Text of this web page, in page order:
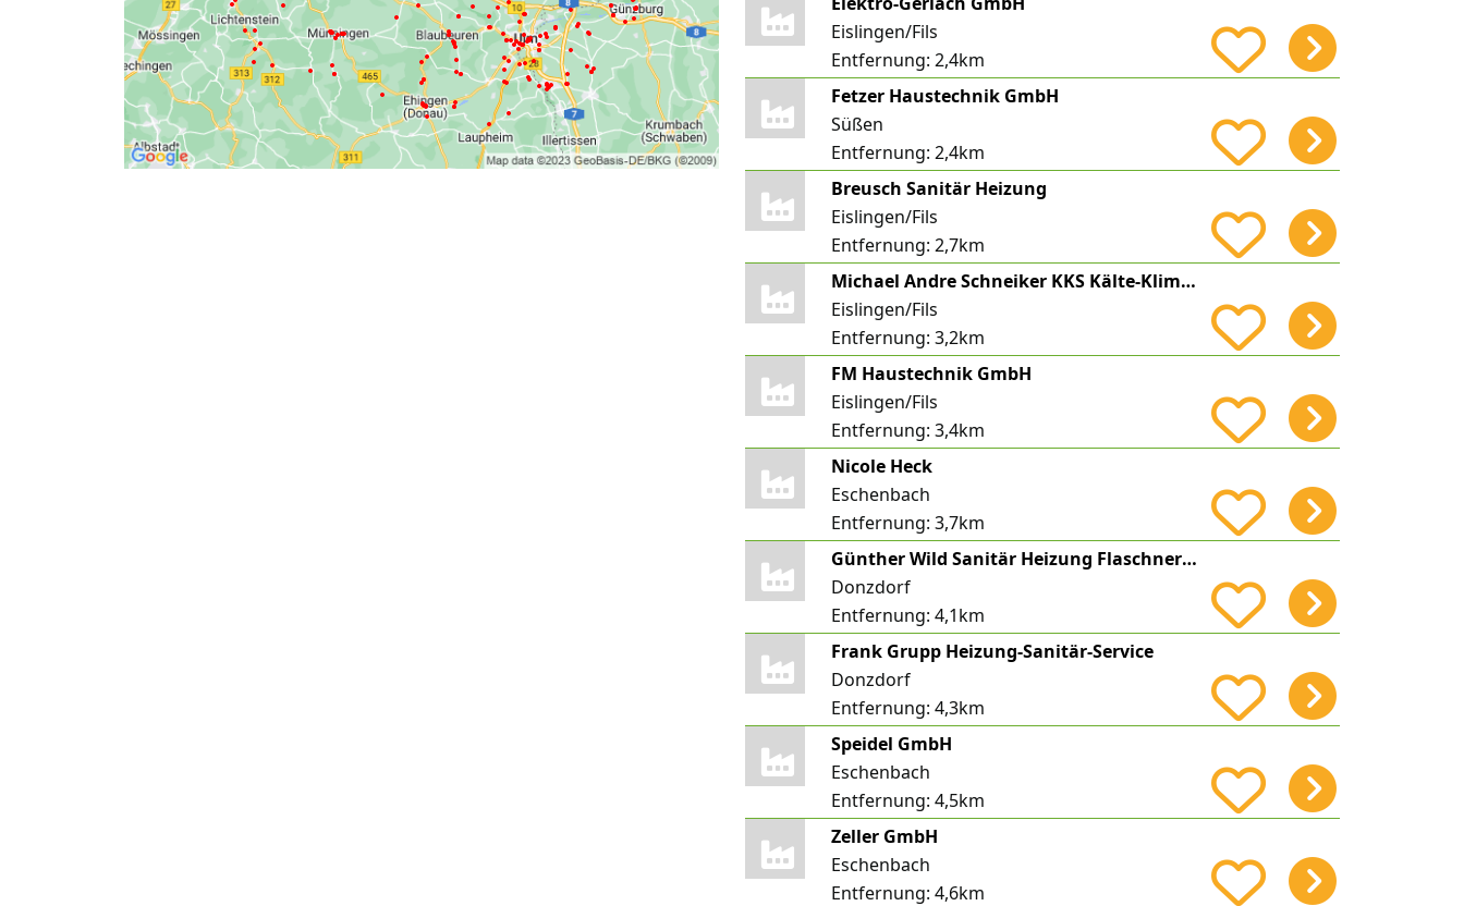
Eislingen/Fils
Entfernung:2,4km
Fetzer Haustechnik GmbH
Süßen
Entfernung:2,4km
Breusch Sanitär Heizung
Eislingen/Fils
Entfernung:2,7km
Michael Andre Schneiker KKS Kälte-Klima-Service
Eislingen/Fils
Entfernung:3,2km
FM Haustechnik GmbH
Eislingen/Fils
Entfernung:3,4km
Nicole Heck
Eschenbach
Entfernung:3,7km
Günther Wild Sanitär Heizung Flaschnerei Solar
Donzdorf
Entfernung:4,1km
Frank Grupp Heizung-Sanitär-Service
Donzdorf
Entfernung:4,3km
Speidel GmbH
Eschenbach
Entfernung:4,5km
Zeller GmbH
Eschenbach
Entfernung:4,6km